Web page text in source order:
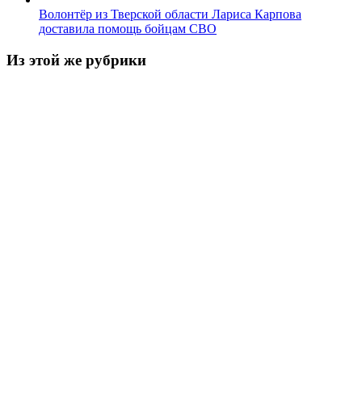
Волонтёр из Тверской области Лариса Карпова
доставила помощь бойцам СВО
Из этой же рубрики